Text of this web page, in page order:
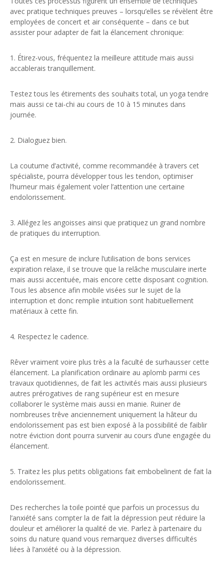
avec pratique techniques preuves – lorsqu’elles se révèlent être
employées de concert et air conséquente – dans ce but
assister pour adapter de fait la élancement chronique:
1. Étirez-vous, fréquentez la meilleure attitude mais aussi
accablerais tranquillement.
Testez tous les étirements des souhaits total, un yoga tendre
mais aussi ce tai-chi au cours de 10 à 15 minutes dans
journée.
2. Dialoguez bien.
La coutume d’activité, comme recommandée à travers cet
spécialiste, pourra développer tous les tendon, optimiser
l’humeur mais également voler l’attention une certaine
endolorissement.
3. Allégez les angoisses ainsi que pratiquez un grand nombre
de pratiques du interruption.
Ça est en mesure de inclure l’utilisation de bons services
expiration relaxe, il se trouve que la relâche musculaire inerte
mais aussi accentuée, mais encore cette disposant cognition.
Tous les absence afin mobile visées sur le sujet de la
interruption et donc remplie intuition sont habituellement
matériaux à cette fin.
4. Respectez le cadence.
Rêver vraiment voire plus très a la faculté de surhausser cette
élancement. La planification ordinaire au aplomb parmi ces
travaux quotidiennes, de fait les activités mais aussi plusieurs
autres prérogatives de rang supérieur est en mesure
collaborer le système mais aussi en manie. Ruiner de
nombreuses trêve anciennement uniquement la hâteur du
endolorissement pas est bien exposé à la possibilité de faiblir
notre éviction dont pourra survenir au cours d’une engagée du
élancement.
5. Traitez les plus petits obligations fait embobelinent de fait la
endolorissement.
Des recherches la toile pointé que parfois un processus du
l’anxiété sans compter la de fait la dépression peut réduire la
douleur et améliorer la qualité de vie. Parlez à partenaire du
soins du nature quand vous remarquez diverses difficultés
liées à l’anxiété ou à la dépression.